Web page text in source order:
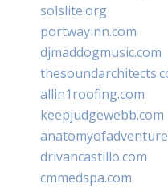
solslite.org
portwayinn.com
djmaddogmusic.com
allin1roofing.com
keepjudgewebb.com
drivancastillo.com
cmmedspa.com